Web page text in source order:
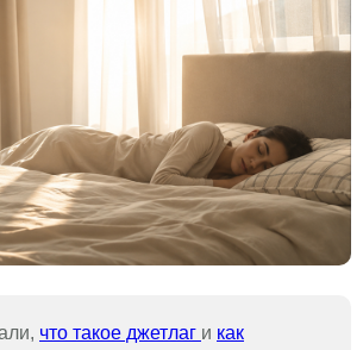
что такое джетлаг и как